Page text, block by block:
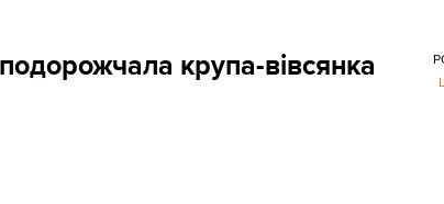
крупа-вівсянка